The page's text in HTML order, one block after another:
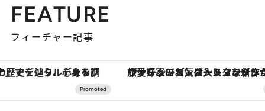
FEATURE
フィーチャー記事
ヴァシュロン・コンスタンタン「オーヴァーシーズ・オートマティック」。旅愛好家のお気に入りコレクションから、ジェンダーレスな新作が登場